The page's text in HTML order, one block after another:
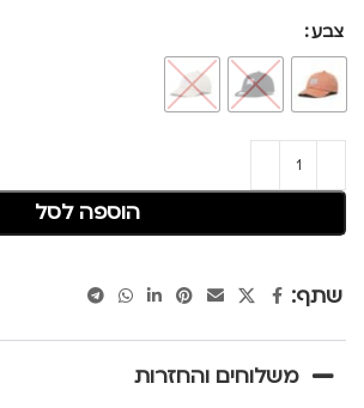
צבע
הוספה לסל
שתף:
משלוחים והחזרות